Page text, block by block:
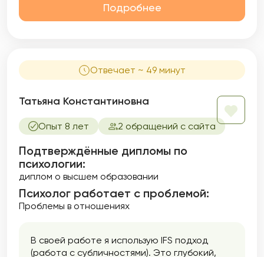
Подробнее
Отвечает ~ 49 минут
Татьяна Константиновна
Опыт 8 лет 2 обращений с сайта
Подтверждённые дипломы по
психологии:
диплом о высшем образовании
Психолог работает с проблемой:
Проблемы в отношениях
В своей работе я использую IFS подход
(работа с субличностями). Это глубокий,